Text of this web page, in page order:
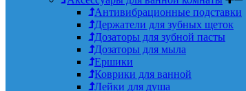
Антивибрационные подставки
Держатели для зубных щеток
Дозаторы для зубной пасты
Дозаторы для мыла
Ершики
Коврики для ванной
Лейки для душа